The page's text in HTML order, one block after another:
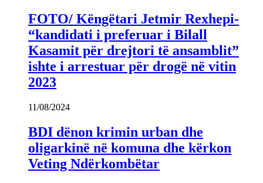
FOTO/ Këngëtari Jetmir Rexhepi-
“kandidati i preferuar i Bilall
Kasamit për drejtori të ansamblit”
ishte i arrestuar për drogë në vitin
2023
11/08/2024
BDI dënon krimin urban dhe
oligarkinë në komuna dhe kërkon
Veting Ndërkombëtar